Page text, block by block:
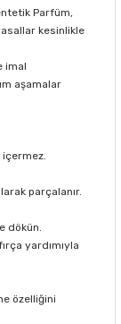
Parfüm,
kesinlikle
imal
aşamalar
parçalanır.
dökün.
yardımıyla
özelliğini